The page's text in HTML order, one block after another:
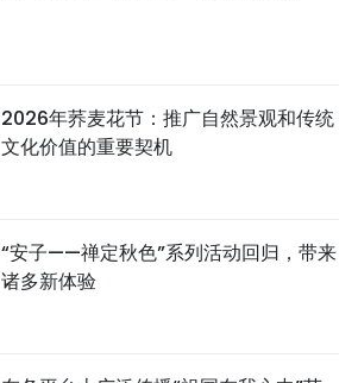
2026年荞麦花节：推广自然景观和传统
文化价值的重要契机
“安子——禅定秋色”系列活动回归，带来
诸多新体验